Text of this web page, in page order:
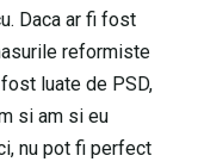
Daca ar fi fost
reformiste
luate de PSD,
si am si eu
nu pot fi perfect